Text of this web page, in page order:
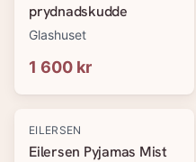
prydnadskudde
Glashuset
1 600 kr
EILERSEN
Eilersen Pyjamas Mist